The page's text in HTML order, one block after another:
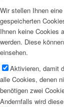
Wir stellen Ihnen
gespeicherten
Ihnen keine Cookies
werden. Diese
einsehen.
Aktivieren, damit
alle Cookies, denen
benötigen zwei
Andernfalls wird